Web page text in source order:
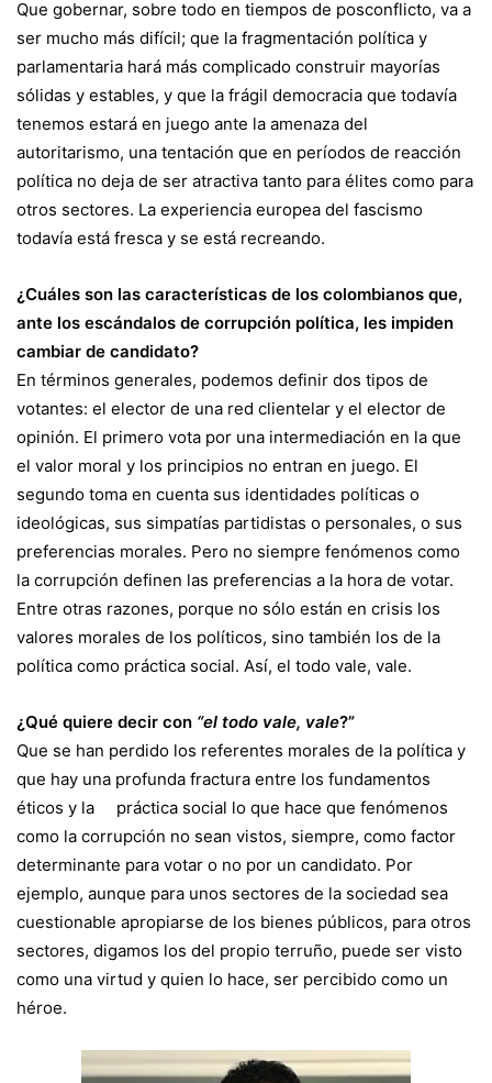
Que gobernar, sobre todo en tiempos de posconflicto, va a
ser mucho más difícil; que la fragmentación política y
parlamentaria hará más complicado construir mayorías
sólidas y estables, y que la frágil democracia que todavía
tenemos estará en juego ante la amenaza del
autoritarismo, una tentación que en períodos de reacción
política no deja de ser atractiva tanto para élites como para
otros sectores. La experiencia europea del fascismo
todavía está fresca y se está recreando.
¿Cuáles son las características de los colombianos que,
ante los escándalos de corrupción política, les impiden
cambiar de candidato?
En términos generales, podemos definir dos tipos de
votantes: el elector de una red clientelar y el elector de
opinión. El primero vota por una intermediación en la que
el valor moral y los principios no entran en juego. El
segundo toma en cuenta sus identidades políticas o
ideológicas, sus simpatías partidistas o personales, o sus
preferencias morales. Pero no siempre fenómenos como
la corrupción definen las preferencias a la hora de votar.
Entre otras razones, porque no sólo están en crisis los
valores morales de los políticos, sino también los de la
política como práctica social. Así, el todo vale, vale.
¿Qué quiere decir con “el todo vale, vale?”
Que se han perdido los referentes morales de la política y
que hay una profunda fractura entre los fundamentos
éticos y la práctica social lo que hace que fenómenos
como la corrupción no sean vistos, siempre, como factor
determinante para votar o no por un candidato. Por
ejemplo, aunque para unos sectores de la sociedad sea
cuestionable apropiarse de los bienes públicos, para otros
sectores, digamos los del propio terruño, puede ser visto
como una virtud y quien lo hace, ser percibido como un
héroe.